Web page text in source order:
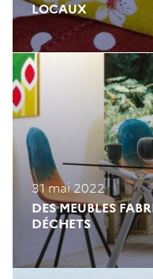
LOCAUX
DES MEUBLES
DÉCHETS
31 mai 2022